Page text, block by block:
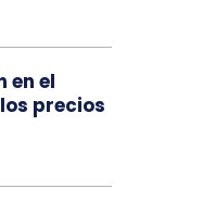
en el
precios